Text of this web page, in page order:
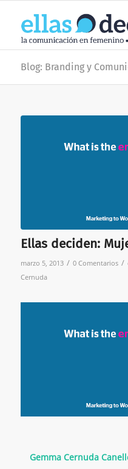
Blog: Branding y
Ellas deciden:
marzo 5, 2013 / 0 Comentarios /
Cernuda
Gemma Cernuda